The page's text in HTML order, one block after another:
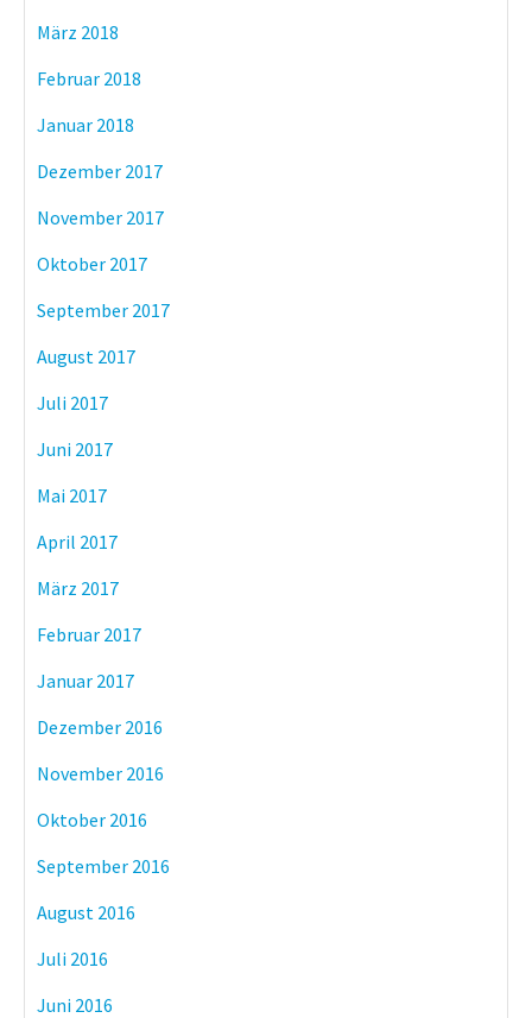
März 2018
Februar 2018
Januar 2018
Dezember 2017
November 2017
Oktober 2017
September 2017
August 2017
Juli 2017
Juni 2017
Mai 2017
April 2017
März 2017
Februar 2017
Januar 2017
Dezember 2016
November 2016
Oktober 2016
September 2016
August 2016
Juli 2016
Juni 2016